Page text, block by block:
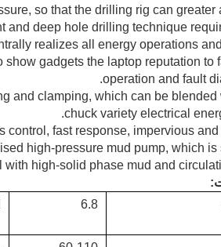
so that the drilling rig can greater
and deep hole drilling technique
realizes all energy operations
gadgets the laptop reputation to
operation and fault
and clamping, which can be blended
chuck variety electrical
control, fast response, impervious and
high-pressure mud pump, which is
high-solid phase mud and
6.8